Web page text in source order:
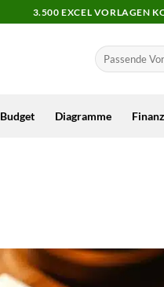
3.500 EXCEL VORLAGEN
Budget Diagramme